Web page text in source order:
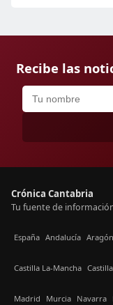
Recibe las
Crónica Cantabria
Tu fuente de
España Andalucía Aragón
Castilla La-Mancha
Madrid Murcia Navarra